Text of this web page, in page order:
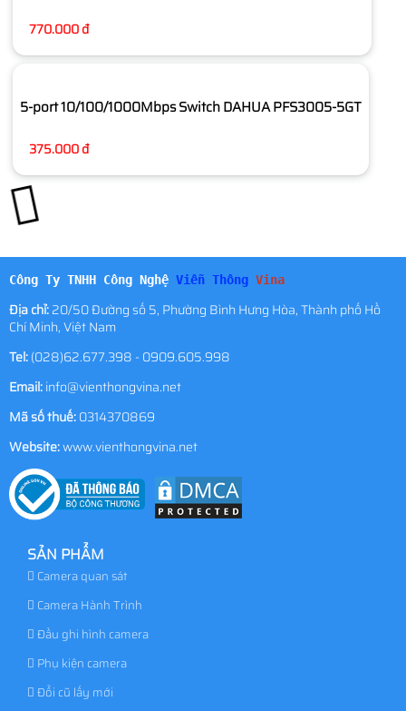
770.000 đ
5-port 10/100/1000Mbps Switch DAHUA PFS3005-5GT
375.000 đ
Công Ty TNHH Công Nghệ Viễn Thông Vina
Địa chỉ:20/50 Đường số 5, Phường Bình Hưng Hòa, Thành phố Hồ
Chí Minh, Việt Nam
Tel:(028)62.677.398 - 0909.605.998
Email:info@vienthongvina.net
Mã số thuế:0314370869
Website:www.vienthongvina.net
SẢN PHẨM
Camera quan sát
Camera Hành Trình
Đầu ghi hình camera
Phụ kiện camera
Đổi cũ lấy mới